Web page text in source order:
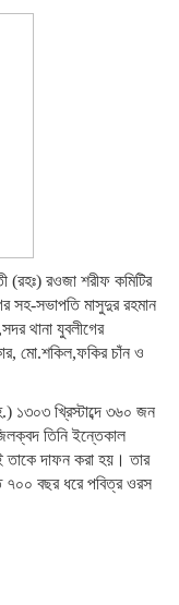
রওজা শরীফ কমিটির
সহ-সভাপতি মাসুদুর রহমান
থানা যুবলীগের
মো.শকিল,ফকির চাঁন ও
১৩০৩ খ্রিস্টাব্দে ৩৬০ জন
তিনি ইন্তেকাল
তাকে দাফন করা হয়। তার
৭০০ বছর ধরে পবিত্র ওরস